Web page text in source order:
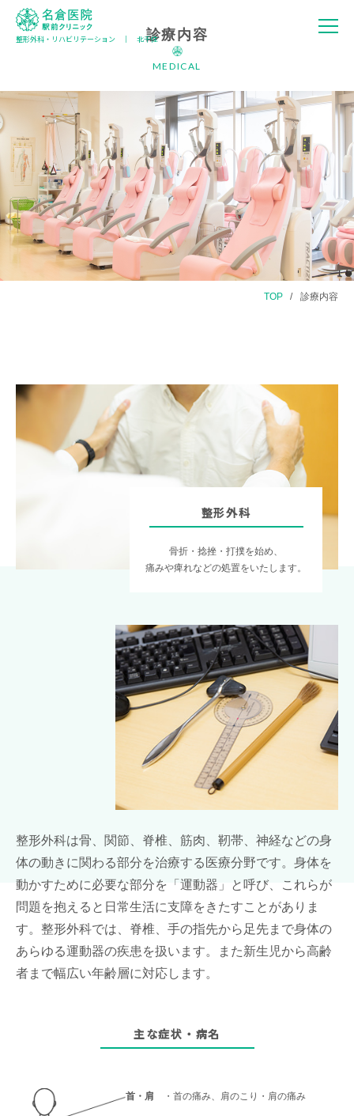
名倉医院 駅
整形外科・リハビリテーション │ 北千住診療内容
MEDICAL
TOP 診療内容
整形外科
骨折・捻挫・打撲を始め、
痛みや痺れなどの処置をいたします。
整形外科は骨、関節、脊椎、筋肉、靭帯、神経などの身
体の動きに関わる部分を治療する医療分野です。身体を
動かすために必要な部分を「運動器」と呼び、これらが
問題を抱えると日常生活に支障をきたすことがありま
す。整形外科では、脊椎、手の指先から足先まで身体の
あらゆる運動器の疾患を扱います。また新生児から高齢
者まで幅広い年齢層に対応します。
主な症状・病名
首・肩 ・首の痛み、肩のこり・肩の痛み